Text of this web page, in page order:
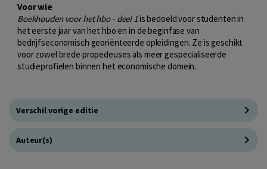
Voor wie
Boekhouden voor het hbo - deel 1is bedoeld voor studenten in
het eerste jaar van het hbo en in de beginfase van
bedrijfseconomisch georiënteerde opleidingen. Ze is geschikt
voor zowel brede propedeuses als meer gespecialiseerde
studieprofielen binnen het economische domein.
Verschil vorige editie
Auteur(s)